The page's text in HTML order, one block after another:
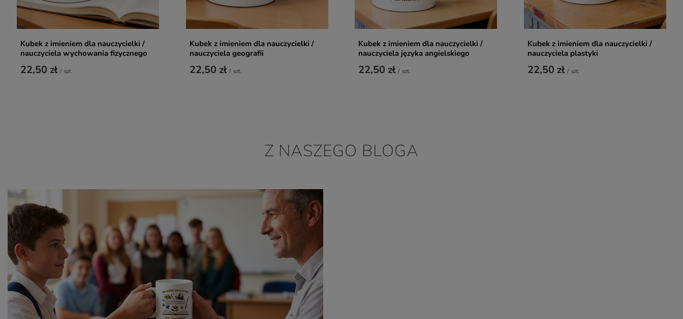
Kubek z imieniem dla nauczycielki /
nauczyciela wychowania fizycznego
22,50 zł / szt.
Kubek z imieniem dla nauczycielki /
nauczyciela geografii
22,50 zł / szt.
Kubek z imieniem dla nauczycielki /
nauczyciela języka angielskiego
22,50 zł / szt.
Kubek z imieniem dla nauczycielki /
nauczyciela plastyki
22,50 zł / szt.
Z NASZEGO BLOGA